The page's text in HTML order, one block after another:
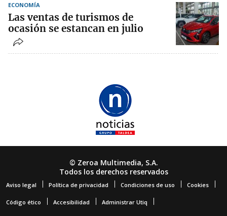
ECONOMÍA
Las ventas de turismos de
ocasión se estancan en julio
© Zeroa Multimedia, S.A.
Todos los derechos reservados
Aviso legal Política de privacidad Condiciones de uso Cookies
Código ético Accesibilidad Administrar Utiq